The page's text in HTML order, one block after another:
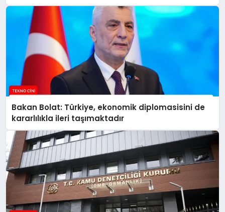
Bakan Bolat: Türkiye, ekonomik diplomasisini de
kararlılıkla ileri taşımaktadır